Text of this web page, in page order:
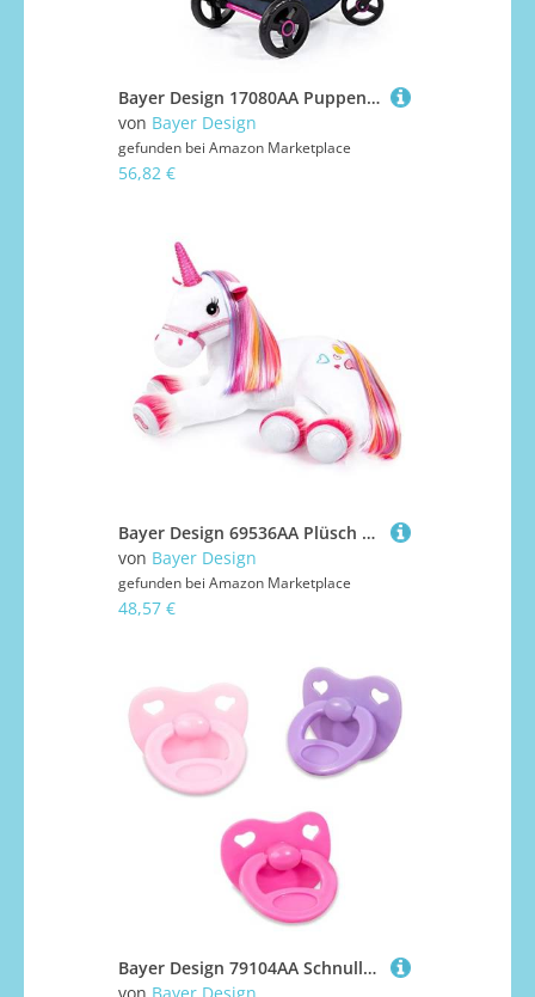
Bayer Design 17080AA Puppenwagen Xeo mit Tasche, höhenverstellbarer Griff, Schwenkschieber, wandelbar als Puppenjogger, bewegliche Vorderräder, integrierter Korb
von Bayer Design
gefunden bei Amazon Marketplace
56,82 €
Bayer Design 69536AA Plüsch Einhorn mit Licht, Sound, Funktion, Stofftier, Kuscheltier, Regenbogen Haare, Weiß
von Bayer Design
gefunden bei Amazon Marketplace
48,57 €
Bayer Design 79104AA Schnuller-Set für Puppen, Schnuller für Puppen, Puppenschnuller, Puppenzubehör, Rosa, Lila, Pink